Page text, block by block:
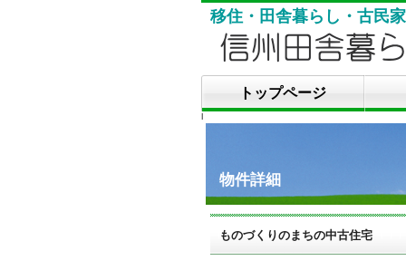
移住・田舎暮らし・古民
物件詳細
ものづくりのまちの中古住宅
トップページ
l